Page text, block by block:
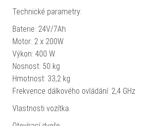
Technické parametry:
Baterie: 24V/7Ah
Motor: 2 x 200W
Výkon: 400 W
Nosnost: 50 kg
Hmotnost: 33,2 kg
Frekvence dálkového ovládání: 2,4 GHz
Vlastnosti vozítka: